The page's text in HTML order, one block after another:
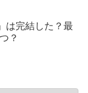
は完結した？最
？